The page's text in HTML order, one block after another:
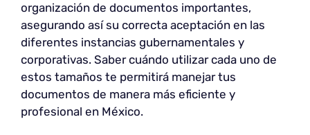
organización de documentos importantes,
asegurando así su correcta aceptación en las
diferentes instancias gubernamentales y
corporativas. Saber cuándo utilizar cada uno de
estos tamaños te permitirá manejar tus
documentos de manera más eficiente y
profesional en México.